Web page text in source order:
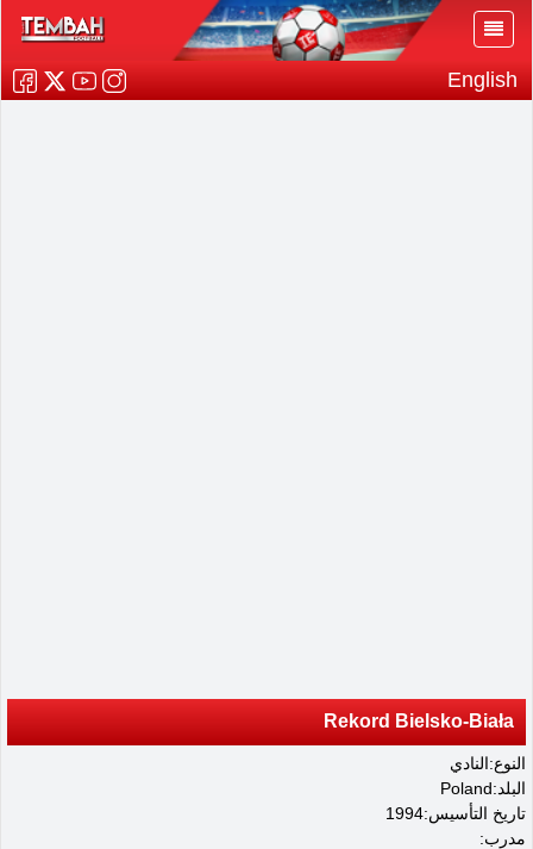
English
Rekord Bielsko-Biała
النوع:النادي
البلد:Poland
تاريخ التأسيس:1994
مدرب: